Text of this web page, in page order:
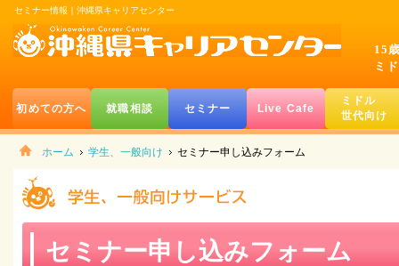
セミナー情報｜沖縄県キャリアセンター
15
ミ
初めての方へ 就職相談 セミナー Live Cafe
ミドル
世代向け
ホーム 学生、一般向け セミナー申し込みフォーム
セミナー申し込みフォーム